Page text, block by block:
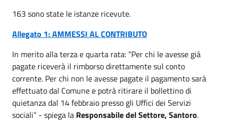
163 sono state le istanze ricevute.
Allegato 1: AMMESSI AL CONTRIBUTO
In merito alla terza e quarta rata: “Per chi le avesse già
pagate riceverà il rimborso direttamente sul conto
corrente. Per chi non le avesse pagate il pagamento sarà
effettuato dal Comune e potrà ritirare il bollettino di
quietanza dal 14 febbraio presso gli Uffici dei Servizi
sociali” - spiega la Responsabile del Settore, Santoro.